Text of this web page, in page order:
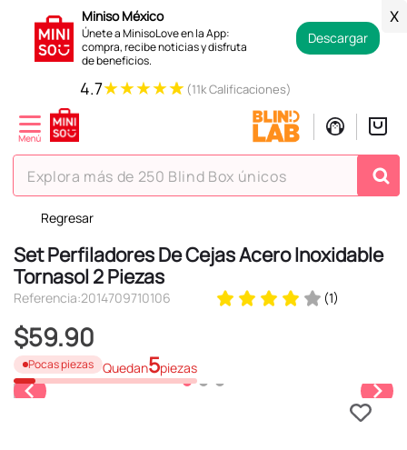
Miniso México
Únete a MinisoLove en la App:
compra, recibe noticias y disfruta
de beneficios.
Descargar
X
4.7★★★★★ (11k Calificaciones)
Explora más de 250 Blind Box únicos
Regresar
Set Perfiladores De Cejas Acero Inoxidable
Tornasol 2 Piezas
Referencia:2014709710106 (1)
$59.90
Pocas piezas Quedan5piezas
TÉRMINOS MÁS BUSCADOS
1.
hello kitty
2.
spiderman
4.
osito cariñosito
5.
blind box